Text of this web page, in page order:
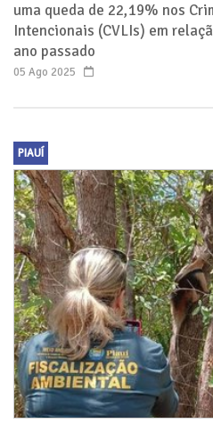
uma queda de 22,19% nos
Intencionais (CVLIs) em
ano passado
05 Ago 2025
PIAUÍ